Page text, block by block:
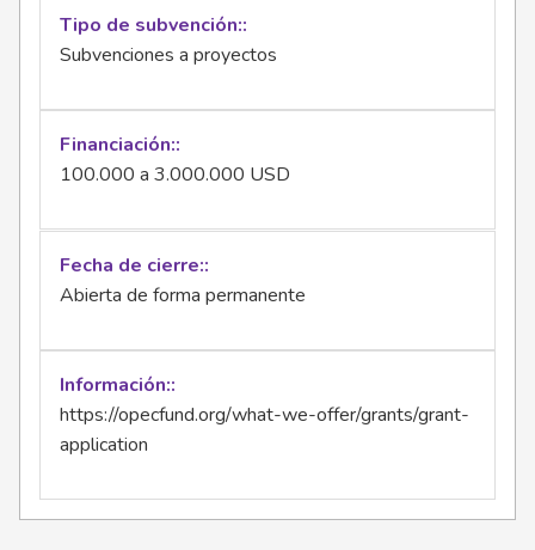
Tipo de subvención:
Subvenciones a proyectos
Financiación:
100.000 a 3.000.000 USD
Fecha de cierre:
Abierta de forma permanente
Información:
https://opecfund.org/what-we-offer/grants/grant-
application